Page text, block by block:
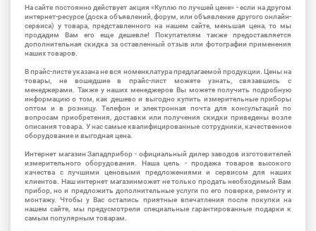
На сайте постоянно действует акция «Куплю по лучшей цене» - если на другом
интернет-ресурсе (доска объявлений, форум, или объявление другого онлайн-
сервиса) у товара, представленного на нашем сайте, меньшая цена, то мы
продадим Вам его еще дешевле! Покупателям также предоставляется
дополнительная скидка за оставленный отзыв или фотографии применения
наших товаров.
В прайс-листе указана не вся номенклатура предлагаемой продукции. Цены на
товары, не вошедшие в прайс-лист можете узнать, связавшись с
менеджерами. Также у наших менеджеров Вы можете получить подробную
информацию о том, как дешево и выгодно купить измерительные приборы
оптом и в розницу. Телефон и электронная почта для консультаций по
вопросам приобретения, доставки или получения скидки приведены возле
описания товара. У нас самые квалифицированные сотрудники, качественное
оборудование и выгодная цена.
Интернет магазин Западприбор - официальный дилер заводов изготовителей
измерительного оборудования. Наша цель - продажа товаров высокого
качества с лучшими ценовыми предложениями и сервисом для наших
клиентов. Наш интернет магазинможет не только продать необходимый Вам
прибор, но и предложить дополнительные услуги по его поверке, ремонту и
монтажу. Чтобы у Вас остались приятные впечатления после покупки на
нашем сайте, мы предусмотрели специальные гарантированные подарки к
самым популярным товарам.